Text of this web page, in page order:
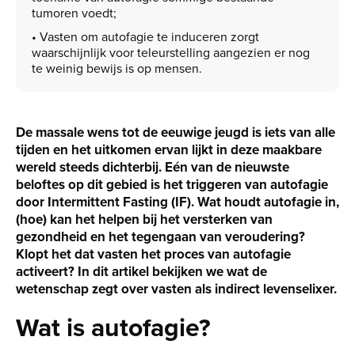
tumoren voedt;
• Vasten om autofagie te induceren zorgt
waarschijnlijk voor teleurstelling aangezien er nog
te weinig bewijs is op mensen.
De massale wens tot de eeuwige jeugd is iets van alle
tijden en het uitkomen ervan lijkt in deze maakbare
wereld steeds dichterbij. Eén van de nieuwste
beloftes op dit gebied is het triggeren van autofagie
door Intermittent Fasting (IF). Wat houdt autofagie in,
(hoe) kan het helpen bij het versterken van
gezondheid en het tegengaan van veroudering?
Klopt het dat vasten het proces van autofagie
activeert? In dit artikel bekijken we wat de
wetenschap zegt over vasten als indirect levenselixer.
Wat is autofagie?